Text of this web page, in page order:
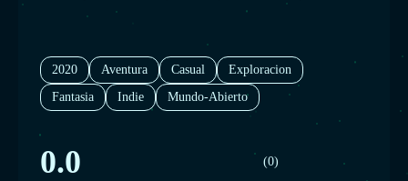
inmersiva. Serás Koa, una pequeña aventurera que quiere
que cuidar de tu propia isla, cultivar y cosechar tus cultivos,
crear nuevas herramientas, construir nuevas estructuras y
navegar con tu bote para descubrir nuevas islas y conocer a
nuevos personajes.
2020 Aventura Casual
Exploracion
Fantasia
Indie Mundo-Abierto
0.0 (0)